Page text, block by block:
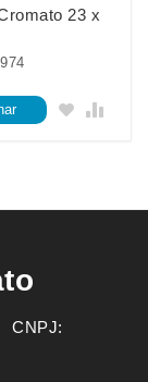
23 x
CNPJ: